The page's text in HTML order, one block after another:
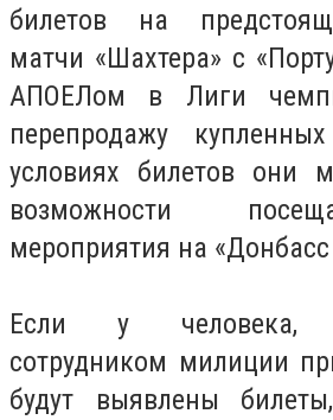
билетов на
матчи «Шахтера» с
АПОЕЛом в Лиги
перепродажу
условиях билетов они
возможности
мероприятия на
Если у человека,
сотрудником милиции
будут выявлены